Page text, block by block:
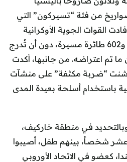
من فئة “تسيركون” التي
القوات الجوية الأوكرانية
بأنها اعترضت 40 صاروخاً و602 طائرة مسيرة، دون أن تُدرج
تم اعتراضه. من جانبها، أكدت
شنت “ضربة مكثفة” على منشآت
باستخدام أسلحة بعيدة المدى
في منطقة خاركيف،
شخصاً، بينهم طفل، أصيبوا
كعضو في الاتحاد الأوروبي